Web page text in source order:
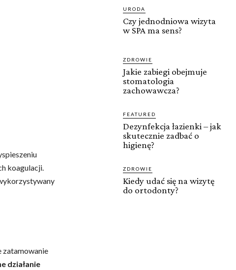
koagulacji.
zatamowanie
działanie
URODA
Czy jednodniowa wizyta
w SPA ma sens?
ZDROWIE
Jakie zabiegi obejmuje
stomatologia
zachowawcza?
FEATURED
Dezynfekcja łazienki – jak
skutecznie zadbać o
higienę?
ZDROWIE
Kiedy udać się na wizytę
do ortodonty?